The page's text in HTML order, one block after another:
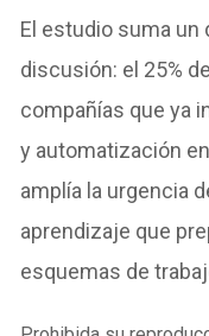
El estudio suma un
discusión: el 25%
compañías que ya
y automatización
amplía la urgencia
aprendizaje que
esquemas de